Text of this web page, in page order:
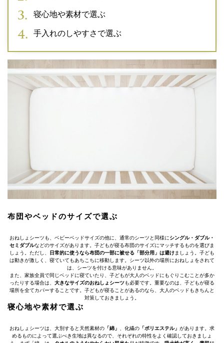
寝心地や素材で選ぶ
手入れのしやすさで選ぶ
布団やベッドのサイズで選ぶ
おねしょシーツも、ベビーベッドサイズの他に、通常のシーツと同様にシングル・ダブル・
セミダブルなどのサイズがあります。子どもが寝る布団のサイズにマッチするものを選びま
しょう。ただし、
日常的に使うなら布団の一部に被せる「部分用」は避けましょう。子ども
は動きが激しく、寝ていてもあちこちに移動します。シーツ以外の場所におねしょをされて
は、シーツを付ける意味がありません。
また、家族全員で同じベッドに寝ていたり、子どもが大人のベッドにもぐりこむことが多か
ったりする場合は、 大きなサイズのおねしょシーツも必要です。重要なのは、子どもが寝る
場所を全てカバーすることです。子どもが寝ることがあるのなら、大人のベッドもきちんと
対策しておきましょう。
寝心地や素材で選ぶ
おねしょシーツは、大別すると天然素材の 「綿」 、化繊の 「ポリエステル」 があります。求
めるものによって選ぶべき生地は異なるので、それぞれの特性をよく確認しておきましょ